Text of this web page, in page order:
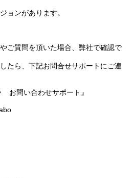
ョンがあります。
ご質問を頂いた場合、弊社で確認で
たら、下記お問合せサポートにご連
お問い合わせサポート』